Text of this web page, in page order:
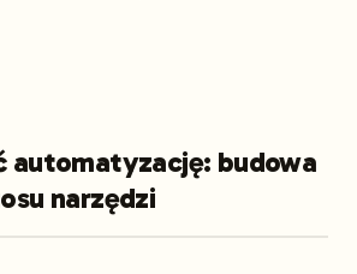
automatyzację: budowa
narzędzi